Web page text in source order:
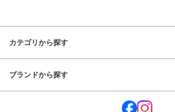
カテゴリから探す
ブランドから探す